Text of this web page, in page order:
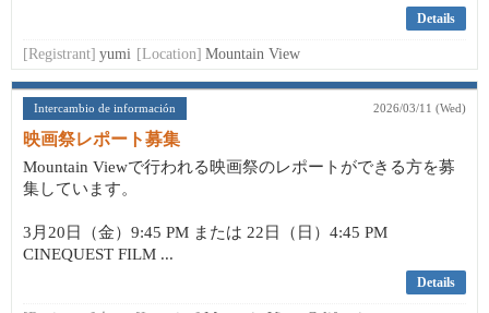
Details
[Registrant] yumi [Location] Mountain View
Intercambio de información 2026/03/11 (Wed)
映画祭レポート募集
Mountain Viewで行われる映画祭のレポートができる方を募
集しています。
3月20日（金）9:45 PM または 22日（日）4:45 PM
CINEQUEST FILM ...
Details